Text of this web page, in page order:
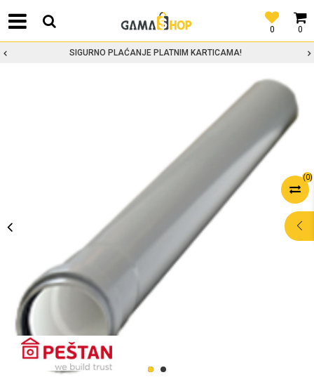
0
0
SIGURNO PLAĆANJE PLATNIM KARTICAMA!
(0)
1 2
POMOĆ PRI
i porudžbine